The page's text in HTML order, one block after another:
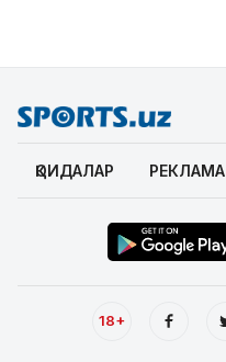
ҚОИДАЛАР РЕКЛАМА
18+